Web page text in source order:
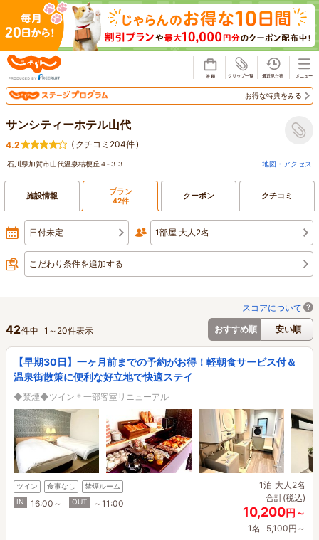
お得な特典をみる
サンシティーホテル山代
4.2 ( クチコミ204件)
石川県加賀市山代温泉桔梗丘４‐３３ 地図・アクセス
施設情報 プラン
42件 クーポン クチコミ
日付未定 1部屋 大人2名
こだわり条件を追加する
スコアについて
おすすめ順
安い順
42件中 1 ～ 20件表示
【早期30日】一ヶ月前までの予約がお得！軽朝食サービス付＆
温泉街散策に便利な好立地で快適ステイ
◆禁煙◆ツイン＊一部客室リニューアル
ツイン 食事なし
禁煙ルーム
IN
16:00～ OUT ～11:00
1泊 大人2名
合計(税込)
10,200円～
1名 5,100円～